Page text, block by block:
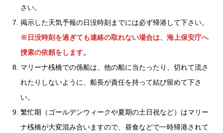
さい。
掲示した天気予報の日没時刻までには必ず帰港して下さい。
※日没時刻を過ぎても連絡の取れない場合は、海上保安庁へ
捜索の依頼をします。
マリーナ桟橋での係船は、他の船に当たったり、切れて流さ
れたりしないように、船長が責任を持って結び留めて下さ
い。
繁忙期（ゴールデンウィークや夏期の土日祝など）はマリー
ナ桟橋が大変混み合いますので、昼食などで一時帰港されて